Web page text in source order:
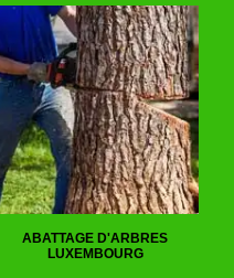
ABATTAGE D'ARBRES
LUXEMBOURG